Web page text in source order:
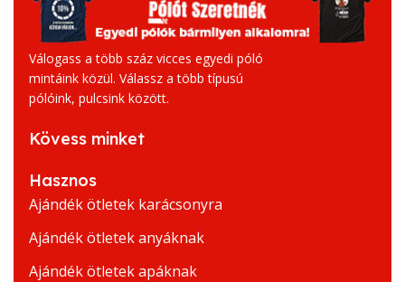
Válogass a több száz vicces egyedi póló
mintáink közül. Válassz a több típusú
pólóink, pulcsink között.
Kövess minket
Hasznos
Ajándék ötletek karácsonyra
Ajándék ötletek anyáknak
Ajándék ötletek apáknak